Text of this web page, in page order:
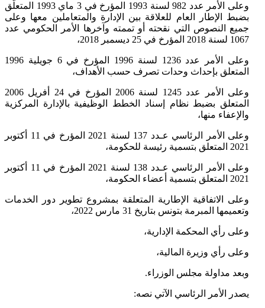
وعلى الأمر عدد 982 لسنة 1993 المؤرخ في 3 ماي 1993 المتعلّق
بضبط الإطار العام للعلاقة بين الإدارة والمتعاملين معها وعلى
جميع النصوص التي نقحته أو تممته وآخرها الأمر الحكومي عدد
1067 لسنة 2018 المؤرخ في 25 ديسمبر 2018،
وعلى الأمر عدد 1236 لسنة 1996 المؤرخ في 6 جويلية 1996
المتعلق بإحداث وحدات تصرف حسب الأهداف،
وعلى الأمر عدد 1245 لسنة 2006 المؤرخ في 24 أفريل 2006
المتعلق بضبط نظام إسناد الخطط الوظيفية بالإدارة المركزية
والإعفاء منها،
وعلى الأمر الرئاسي عـدد 137 لسنة 2021 المؤرخ في 11 أكتوبر
2021 المتعلق بتسمية رئيسة للحكومة،
وعلى الأمر الرئاسي عـدد 138 لسنة 2021 المؤرخ في 11 أكتوبر
2021 المتعلق بتسمية أعضاء الحكومة،
وعلى الاتفاقية الإطارية المتعلقة بمشروع تطوير دور الخدمات
وتعميمها المبرمة بتونس بتاريخ 31 مارس 2022،
وعلى رأي المحكمة الإدارية،
وعلى رأي وزيرة المالية،
وبعد مداولة مجلس الوزراء.
يصدر الأمر الرئاسي الآتي نصه: